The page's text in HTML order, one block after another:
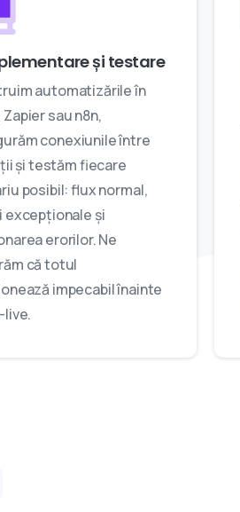
și testare
automatizările în
Zapier sau n8n,
conexiunile între
și testăm fiecare
posibil: flux normal,
excepționale și
erorilor. Ne
că totul
impecabil înainte
live.